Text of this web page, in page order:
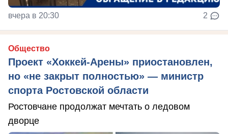
вчера в 20:30 2
Общество
Проект «Хоккей-Арены» приостановлен,
но «не закрыт полностью» — министр
спорта Ростовской области
Ростовчане продолжат мечтать о ледовом
дворце